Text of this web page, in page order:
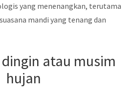
yang menenangkan, terutama
mandi yang tenang dan
atau musim
hujan